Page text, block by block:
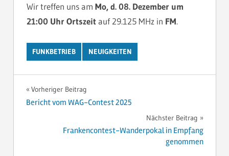
Wir treffen uns am Mo, d. 08. Dezember um
21:00 Uhr Ortszeitauf 29.125 MHz in FM.
FUNKBETRIEB NEUIGKEITEN
Beitragsnavigation
Vorheriger Beitrag
Bericht vom WAG-Contest 2025
Nächster Beitrag
Frankencontest-Wanderpokal in Empfang
genommen